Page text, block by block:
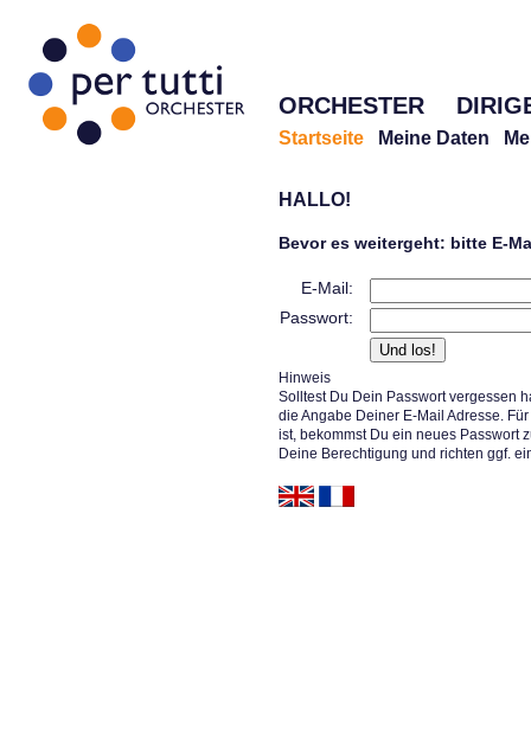
ORCHESTER
Startseite Meine Daten
HALLO!
Bevor es weitergeht: bitte E-
E-Mail:
Passwort:
Hinweis
Solltest Du Dein Passwort vergessen
die Angabe Deiner E-Mail Adresse.
ist, bekommst Du ein neues Passwort
Deine Berechtigung und richten ggf.